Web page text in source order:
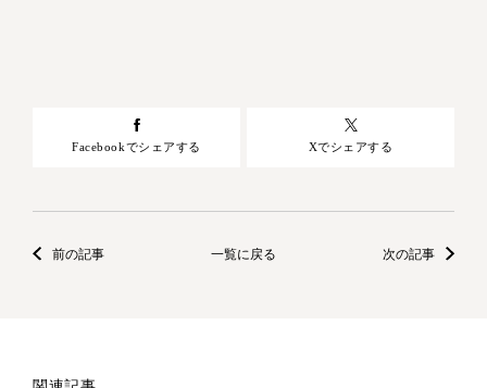
Facebookでシェアする Xでシェアする
前の記事 一覧に戻る 次の記事